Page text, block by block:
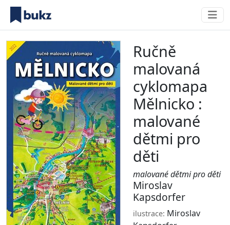
Ručně
malovaná
cyklomapa
Mělnicko :
malované
dětmi pro
děti
malované dětmi pro děti
Miroslav
Kapsdorfer
ilustrace: Miroslav